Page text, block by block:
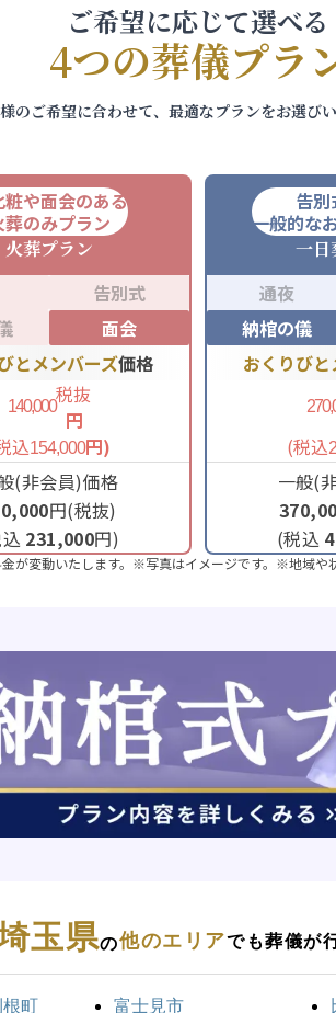
ご希望に応じて選べる
4つの葬儀プラ
のご希望に合わせて、最適なプランをお選びい
粧や面会のある
葬のみプラン
火葬プラン
告別式
面会
とメンバーズ価格
140,000税抜
円
込154,000円)
(非会員)価格
円(税抜)
231,000円)
告別
一般的な
一日
通夜
納棺の儀
おくりび
(税込
一般(
(税込
変動いたします。※写真はイメージです。※地域や
玉県の他のエリアでも葬儀が
町
富士見市